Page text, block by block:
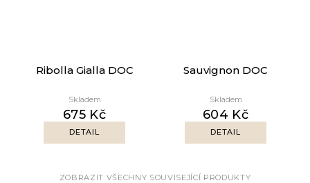
Ribolla Gialla DOC
Skladem
675 Kč
DETAIL
Sauvignon DOC
Skladem
604 Kč
DETAIL
ZOBRAZIT VŠECHNY SOUVISEJÍCÍ PRODUKTY